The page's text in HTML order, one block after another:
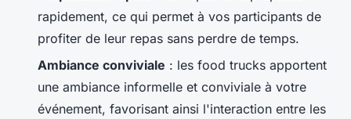
rapidement, ce qui permet à vos participants de
profiter de leur repas sans perdre de temps.
Ambiance conviviale : les food trucks apportent
une ambiance informelle et conviviale à votre
événement, favorisant ainsi l'interaction entre les